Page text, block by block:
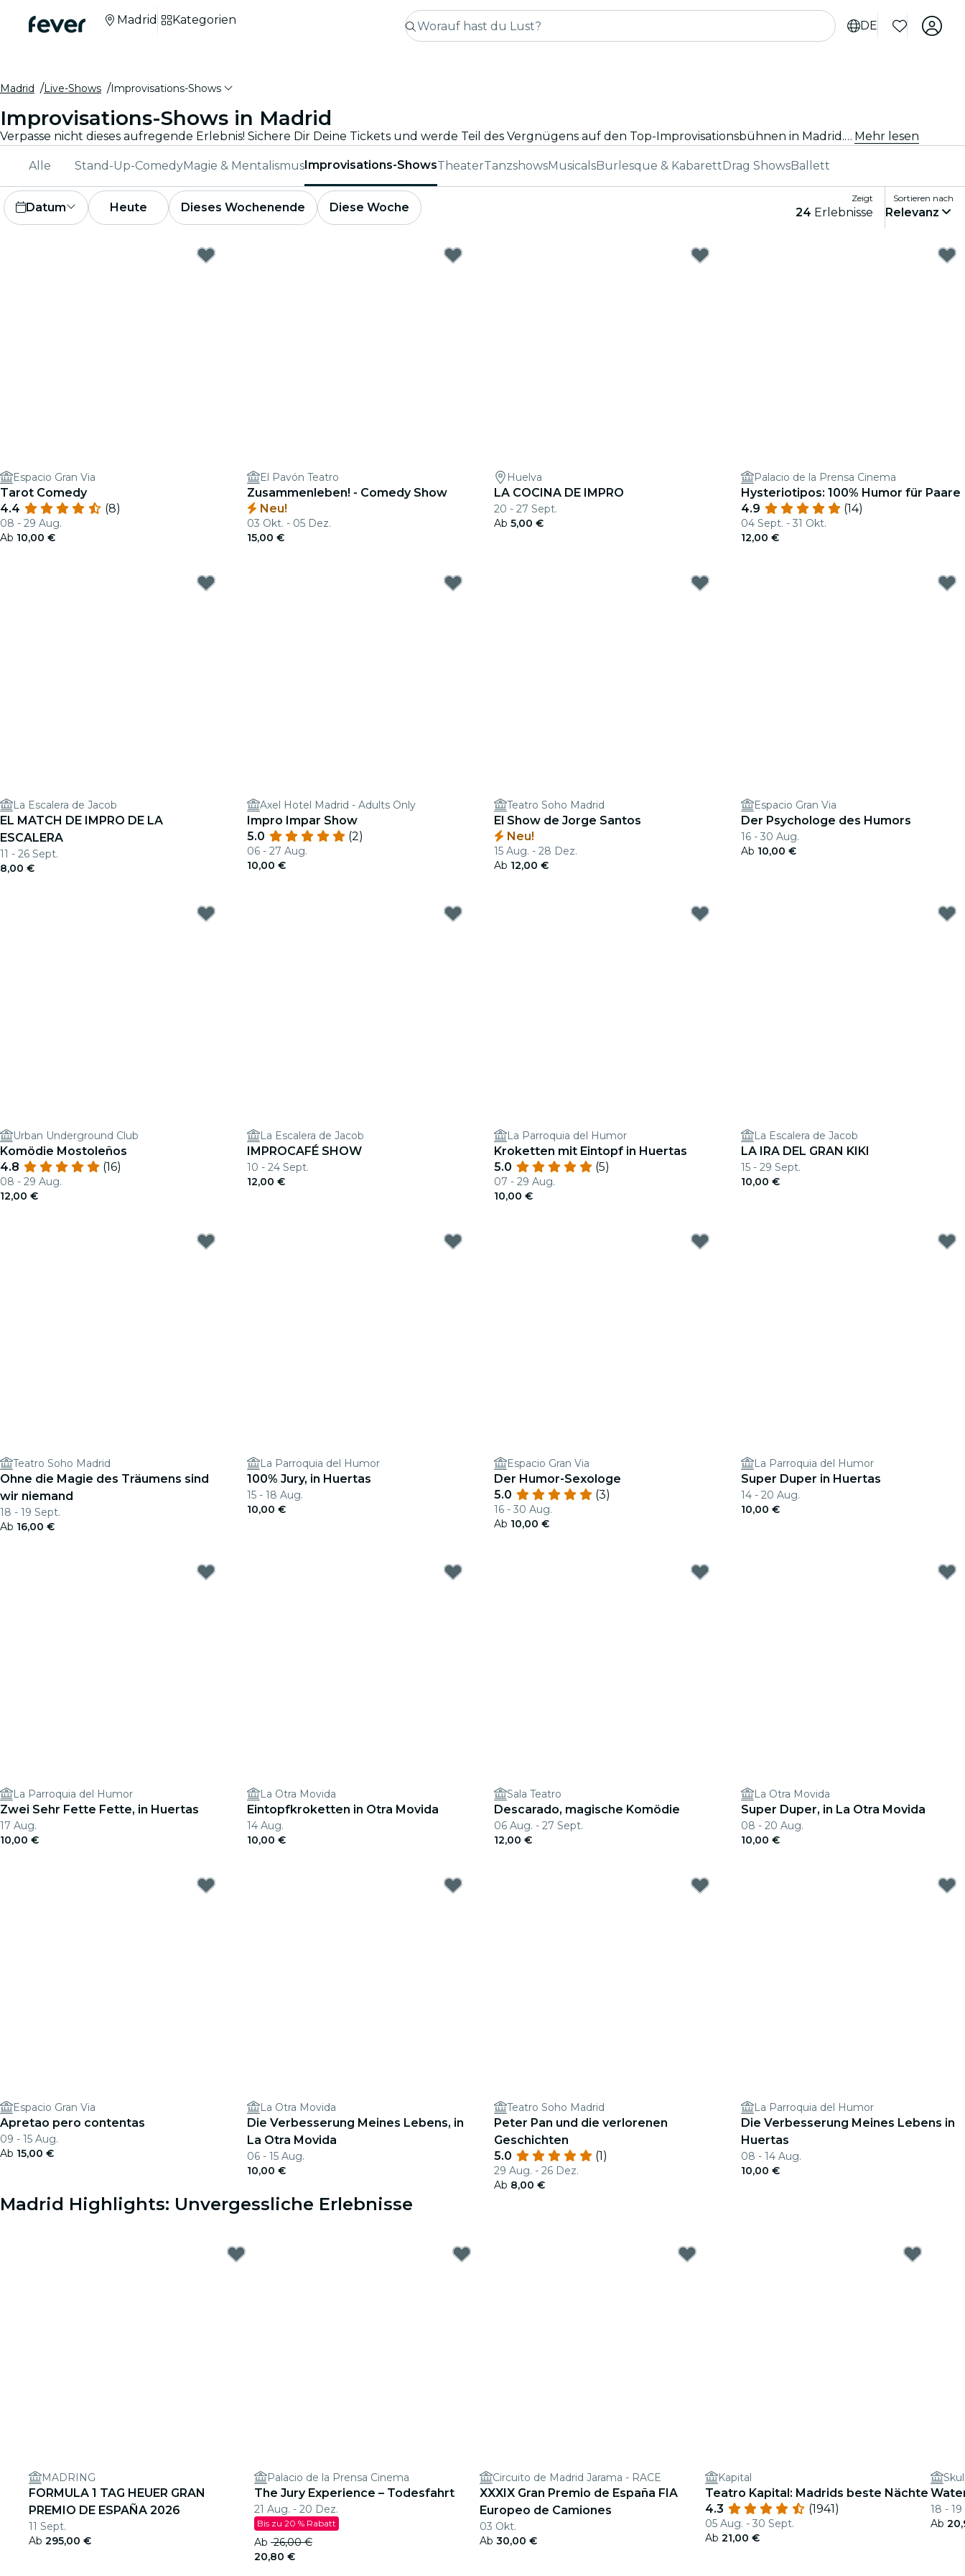
DE
Madrid Kategorien
Madrid Live-Shows Improvisations-Shows
Improvisations-Shows in Madrid
Verpasse nicht dieses aufregende Erlebnis! Sichere Dir Deine Tickets und werde Teil des Vergnügens auf den Top-Improvisationsbühnen in Madrid. Mach Dich bereit für lautes Gelächter und unvergessliche Momente! Mehr lesen
Alle Stand-Up-ComedyMagie & MentalismusImprovisations-ShowsTheaterTanzshowsMusicalsBurlesque & KabarettDrag ShowsBallett
Datum Heute Dieses Wochenende Diese Woche
Zeigt
24 Erlebnisse
Sortieren nach
Relevanz
Espacio Gran Via
Tarot Comedy
4.4
(8)
08 - 29 Aug.
Ab 10,00 €
El Pavón Teatro
Zusammenleben! - Comedy Show
Neu!
03 Okt. - 05 Dez.
15,00 €
Huelva
LA COCINA DE IMPRO
20 - 27 Sept.
Ab 5,00 €
Palacio de la Prensa Cinema
Hysteriotipos: 100% Humor für Paare
4.9
(14)
04 Sept. - 31 Okt.
12,00 €
La Escalera de Jacob
EL MATCH DE IMPRO DE LA
ESCALERA
11 - 26 Sept.
8,00 €
Axel Hotel Madrid - Adults Only
Impro Impar Show
5.0
(2)
06 - 27 Aug.
10,00 €
Teatro Soho Madrid
El Show de Jorge Santos
Neu!
15 Aug. - 28 Dez.
Ab 12,00 €
Espacio Gran Via
Der Psychologe des Humors
16 - 30 Aug.
Ab 10,00 €
Urban Underground Club
Komödie Mostoleños
4.8
(16)
08 - 29 Aug.
12,00 €
La Escalera de Jacob
IMPROCAFÉ SHOW
10 - 24 Sept.
12,00 €
La Parroquia del Humor
Kroketten mit Eintopf in Huertas
5.0
(5)
07 - 29 Aug.
10,00 €
La Escalera de Jacob
LA IRA DEL GRAN KIKI
15 - 29 Sept.
10,00 €
Teatro Soho Madrid
Ohne die Magie des Träumens sind
wir niemand
18 - 19 Sept.
Ab 16,00 €
La Parroquia del Humor
100% Jury, in Huertas
15 - 18 Aug.
10,00 €
Espacio Gran Via
Der Humor-Sexologe
5.0
(3)
16 - 30 Aug.
Ab 10,00 €
La Parroquia del Humor
Super Duper in Huertas
14 - 20 Aug.
10,00 €
La Parroquia del Humor
Zwei Sehr Fette Fette, in Huertas
17 Aug.
10,00 €
La Otra Movida
Eintopfkroketten in Otra Movida
14 Aug.
10,00 €
Sala Teatro
Descarado, magische Komödie
06 Aug. - 27 Sept.
12,00 €
La Otra Movida
Super Duper, in La Otra Movida
08 - 20 Aug.
10,00 €
Espacio Gran Via
Apretao pero contentas
09 - 15 Aug.
Ab 15,00 €
La Otra Movida
Die Verbesserung Meines Lebens, in
La Otra Movida
06 - 15 Aug.
10,00 €
Teatro Soho Madrid
Peter Pan und die verlorenen
Geschichten
5.0
(1)
29 Aug. - 26 Dez.
Ab 8,00 €
La Parroquia del Humor
Die Verbesserung Meines Lebens in
Huertas
08 - 14 Aug.
10,00 €
Madrid Highlights: Unvergessliche Erlebnisse
MADRING
FORMULA 1 TAG HEUER GRAN
PREMIO DE ESPAÑA 2026
11 Sept.
Ab 295,00 €
Palacio de la Prensa Cinema
The Jury Experience – Todesfahrt
21 Aug. - 20 Dez.
Bis zu 20 % Rabatt
Ab 26,00 €
20,80 €
Circuito de Madrid Jarama - RACE
XXXIX Gran Premio de España FIA
Europeo de Camiones
03 Okt.
Ab 30,00 €
Kapital
Teatro Kapital: Madrids beste Nächte
4.3
(1941)
05 Aug. - 30 Sept.
Ab 21,00 €
18 -
Ab